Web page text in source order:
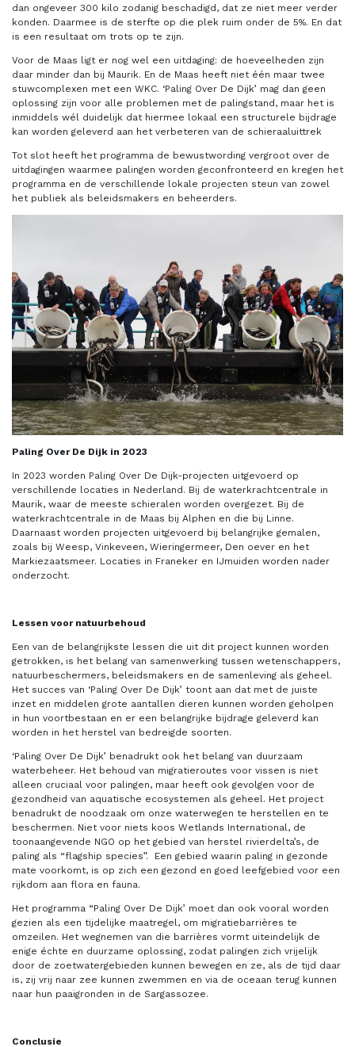
dan ongeveer 300 kilo zodanig beschadigd, dat ze niet meer verder
konden. Daarmee is de sterfte op die plek ruim onder de 5%. En dat
is een resultaat om trots op te zijn.
Voor de Maas ligt er nog wel een uitdaging: de hoeveelheden zijn
daar minder dan bij Maurik. En de Maas heeft niet één maar twee
stuwcomplexen met een WKC. ‘Paling Over De Dijk’ mag dan geen
oplossing zijn voor alle problemen met de palingstand, maar het is
inmiddels wél duidelijk dat hiermee lokaal een structurele bijdrage
kan worden geleverd aan het verbeteren van de schieraaluittrek
Tot slot heeft het programma de bewustwording vergroot over de
uitdagingen waarmee palingen worden geconfronteerd en kregen het
programma en de verschillende lokale projecten steun van zowel
het publiek als beleidsmakers en beheerders.
Paling Over De Dijk in 2023
In 2023 worden Paling Over De Dijk-projecten uitgevoerd op
verschillende locaties in Nederland. Bij de waterkrachtcentrale in
Maurik, waar de meeste schieralen worden overgezet. Bij de
waterkrachtcentrale in de Maas bij Alphen en die bij Linne.
Daarnaast worden projecten uitgevoerd bij belangrijke gemalen,
zoals bij Weesp, Vinkeveen, Wieringermeer, Den oever en het
Markiezaatsmeer. Locaties in Franeker en IJmuiden worden nader
onderzocht.
Lessen voor natuurbehoud
Een van de belangrijkste lessen die uit dit project kunnen worden
getrokken, is het belang van samenwerking tussen wetenschappers,
natuurbeschermers, beleidsmakers en de samenleving als geheel.
Het succes van ‘Paling Over De Dijk’ toont aan dat met de juiste
inzet en middelen grote aantallen dieren kunnen worden geholpen
in hun voortbestaan en er een belangrijke bijdrage geleverd kan
worden in het herstel van bedreigde soorten.
‘Paling Over De Dijk’ benadrukt ook het belang van duurzaam
waterbeheer. Het behoud van migratieroutes voor vissen is niet
alleen cruciaal voor palingen, maar heeft ook gevolgen voor de
gezondheid van aquatische ecosystemen als geheel. Het project
benadrukt de noodzaak om onze waterwegen te herstellen en te
beschermen. Niet voor niets koos Wetlands International, de
toonaangevende NGO op het gebied van herstel rivierdelta’s, de
paling als “flagship species”. Een gebied waarin paling in gezonde
mate voorkomt, is op zich een gezond en goed leefgebied voor een
rijkdom aan flora en fauna.
Het programma “Paling Over De Dijk’ moet dan ook vooral worden
gezien als een tijdelijke maatregel, om migratiebarrières te
omzeilen. Het wegnemen van die barrières vormt uiteindelijk de
enige échte en duurzame oplossing, zodat palingen zich vrijelijk
door de zoetwatergebieden kunnen bewegen en ze, als de tijd daar
is, zij vrij naar zee kunnen zwemmen en via de oceaan terug kunnen
naar hun paaigronden in de Sargassozee.
Conclusie